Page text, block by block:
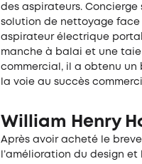
des aspirateurs.
solution de nettoyage face
aspirateur électrique
manche à balai et une
commercial, il a obtenu un
la voie au succès
William Henry
Après avoir acheté le
l’amélioration du design